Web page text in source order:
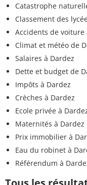
Catastrophe
Classement des
Accidents de voiture
Climat et météo de
Salaires à Dardez
Dette et budget de
Impôts à Dardez
Crèches à Dardez
Ecole privée à
Maternités à Dardez
Prix immobilier à
Eau du robinet à
Référendum à